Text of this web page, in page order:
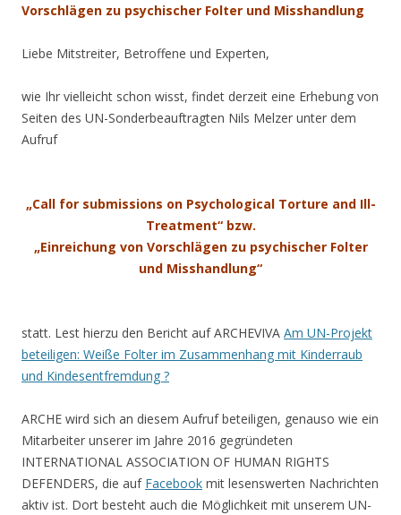
Vorschlägen zu psychischer Folter und Misshandlung
Liebe Mitstreiter, Betroffene und Experten,
wie Ihr vielleicht schon wisst, findet derzeit eine Erhebung von
Seiten des UN-Sonderbeauftragten Nils Melzer unter dem
Aufruf
„Call for submissions on Psychological Torture and Ill-
Treatment“ bzw.
„Einreichung von Vorschlägen zu psychischer Folter
und Misshandlung“
statt. Lest hierzu den Bericht auf ARCHEVIVA Am UN-Projekt
beteiligen: Weiße Folter im Zusammenhang mit Kinderraub
und Kindesentfremdung ?
ARCHE wird sich an diesem Aufruf beteiligen, genauso wie ein
Mitarbeiter unserer im Jahre 2016 gegründeten
INTERNATIONAL ASSOCIATION OF HUMAN RIGHTS
DEFENDERS, die auf Facebook mit lesenswerten Nachrichten
aktiv ist. Dort besteht auch die Möglichkeit mit unserem UN-